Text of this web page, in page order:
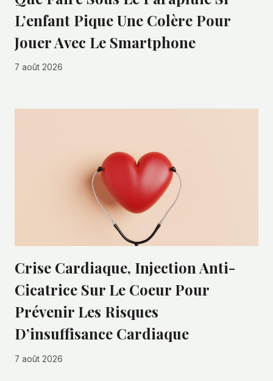
L’enfant Pique Une Colère Pour
Jouer Avec Le Smartphone
7 août 2026
Crise Cardiaque, Injection Anti-
Cicatrice Sur Le Coeur Pour
Prévenir Les Risques
D’insuffisance Cardiaque
7 août 2026